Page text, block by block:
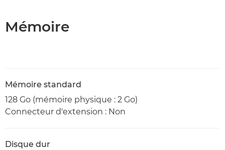
Mémoire
Mémoire standard
128 Go (mémoire physique : 2 Go)
Connecteur d'extension : Non
Disque dur